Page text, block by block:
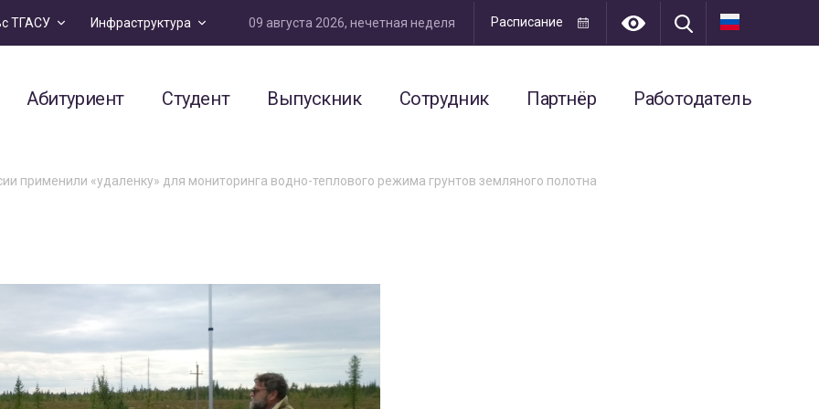
ТГАСУ Инфраструктура 09 августа 2026, нечетная неделя Расписание
Абитуриент Студент Выпускник Сотрудник Партнёр Работодатель
применили «удаленку» для мониторинга водно-теплового режима грунтов земляного полотна